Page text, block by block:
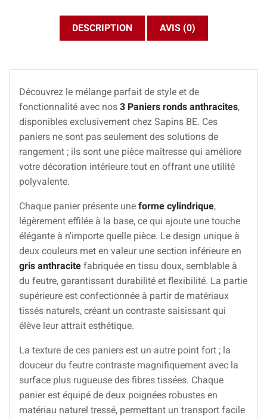
DESCRIPTION AVIS (0)
Découvrez le mélange parfait de style et de
fonctionnalité avec nos 3 Paniers ronds anthracites,
disponibles exclusivement chez Sapins BE. Ces
paniers ne sont pas seulement des solutions de
rangement ; ils sont une pièce maîtresse qui améliore
votre décoration intérieure tout en offrant une utilité
polyvalente.
Chaque panier présente une forme cylindrique,
légèrement effilée à la base, ce qui ajoute une touche
élégante à n'importe quelle pièce. Le design unique à
deux couleurs met en valeur une section inférieure en
gris anthracite fabriquée en tissu doux, semblable à
du feutre, garantissant durabilité et flexibilité. La partie
supérieure est confectionnée à partir de matériaux
tissés naturels, créant un contraste saisissant qui
élève leur attrait esthétique.
La texture de ces paniers est un autre point fort ; la
douceur du feutre contraste magnifiquement avec la
surface plus rugueuse des fibres tissées. Chaque
panier est équipé de deux poignées robustes en
matériau naturel tressé, permettant un transport facile